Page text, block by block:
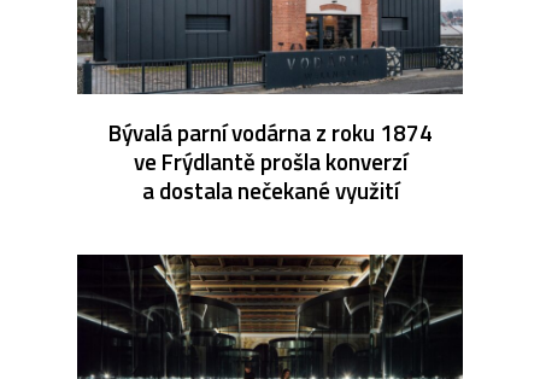
Bývalá parní vodárna z roku 1874
ve Frýdlantě prošla konverzí
a dostala nečekané využití